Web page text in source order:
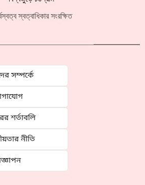
স্বত্বাধিকার সংরক্ষিত
সম্পর্কে
শর্তাবলি
নীতি